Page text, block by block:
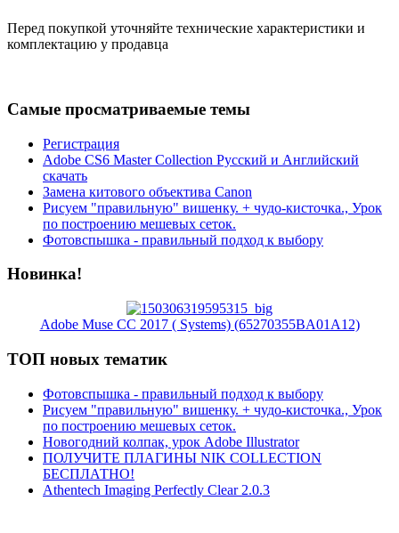
Перед покупкой уточняйте технические характеристики и
комплектацию у продавца
Самые просматриваемые темы
Регистрация
Adobe CS6 Master Collection Русский и Английский
скачать
Замена китового объектива Canon
Рисуем "правильную" вишенку. + чудо-кисточка., Урок
по построению мешевых сеток.
Фотовспышка - правильный подход к выбору
Новинка!
Adobe Muse CC 2017 ( Systems) (65270355BA01A12)
ТОП новых тематик
Фотовспышка - правильный подход к выбору
Рисуем "правильную" вишенку. + чудо-кисточка., Урок
по построению мешевых сеток.
Новогодний колпак, урок Adobe Illustrator
ПОЛУЧИТЕ ПЛАГИНЫ NIK COLLECTION
БЕСПЛАТНО!
Athentech Imaging Perfectly Clear 2.0.3